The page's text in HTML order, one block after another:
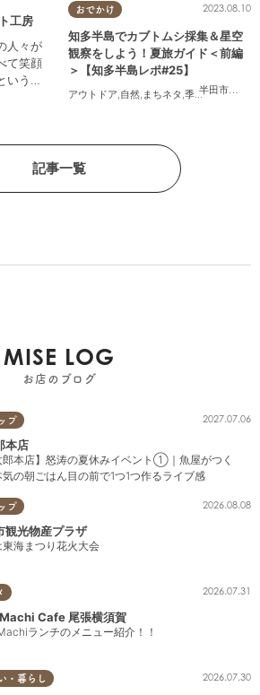
工房
人々が
て笑顔
う願
おでかけ
半田市武豊
2023.08.10
知多半島でカブトムシ採集＆星空
観察をしよう！夏旅ガイド＜前編
＞【知多半島レポ#25】
アウトドア,自然, まちネタ ,季節ネタ , 親子
記事一覧
MISE LOG
お店のブログ
プ 2027.07.06
本店
郎本店】怒涛の夏休みイベント①｜魚屋がつく
気の朝ごはん目の前で1つ1つ作るライブ感
プ 2026.08.08
観光物産プラザ
東海まつり花火大会
2026.07.31
Cafe 尾張横須賀
ランチのメニュー紹介！！
・暮らし 2026.07.30